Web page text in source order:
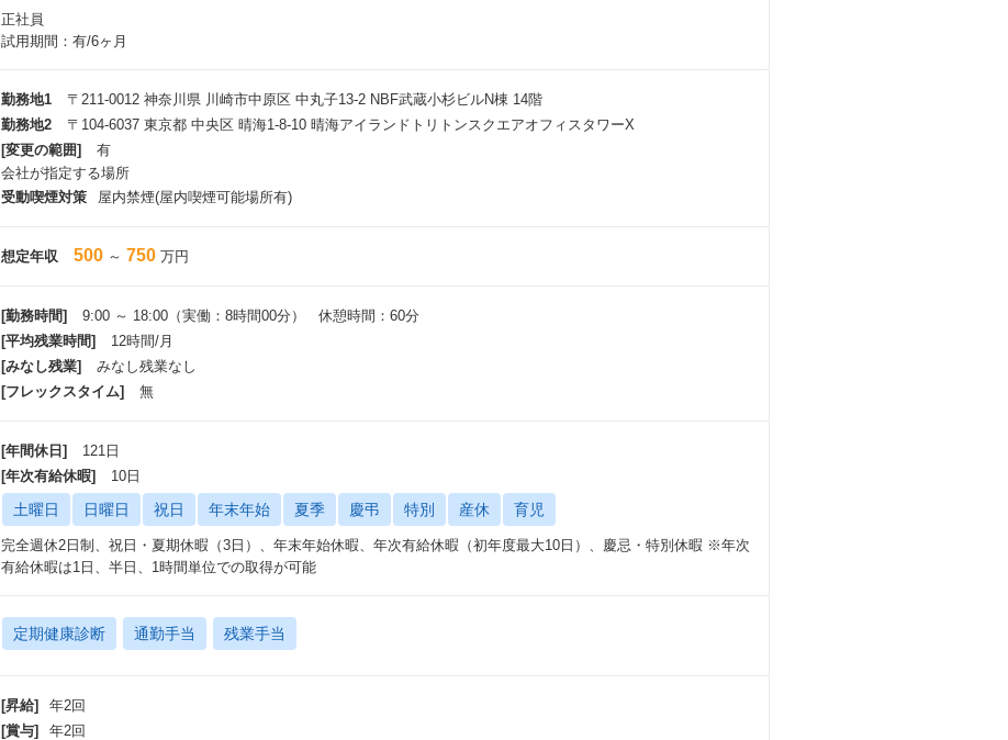
正社員
試用期間：有/6ヶ月
勤務地1
〒211-0012 神奈川県 川崎市中原区 中丸子13-2 NBF武蔵小杉ビルN棟 14階
勤務地2
〒104-6037 東京都 中央区 晴海1-8-10 晴海アイランドトリトンスクエアオフィスタワーX
[変更の範囲]
有
会社が指定する場所
受動喫煙対策
屋内禁煙(屋内喫煙可能場所有)
想定年収 500 ～ 750 万円
[勤務時間]
9:00 ～ 18:00（実働：8時間00分） 休憩時間：60分
[平均残業時間]
12時間/月
[みなし残業]
みなし残業なし
[フレックスタイム]
無
[年間休日]
121日
[年次有給休暇]
10日
土曜日 日曜日 祝日 年末年始 夏季 慶弔 特別 産休 育児
完全週休2日制、祝日・夏期休暇（3日）、年末年始休暇、年次有給休暇（初年度最大10日）、慶忌・特別休暇 ※年次
有給休暇は1日、半日、1時間単位での取得が可能
定期健康診断 通勤手当 残業手当
[昇給]
年2回
[賞与]
年2回